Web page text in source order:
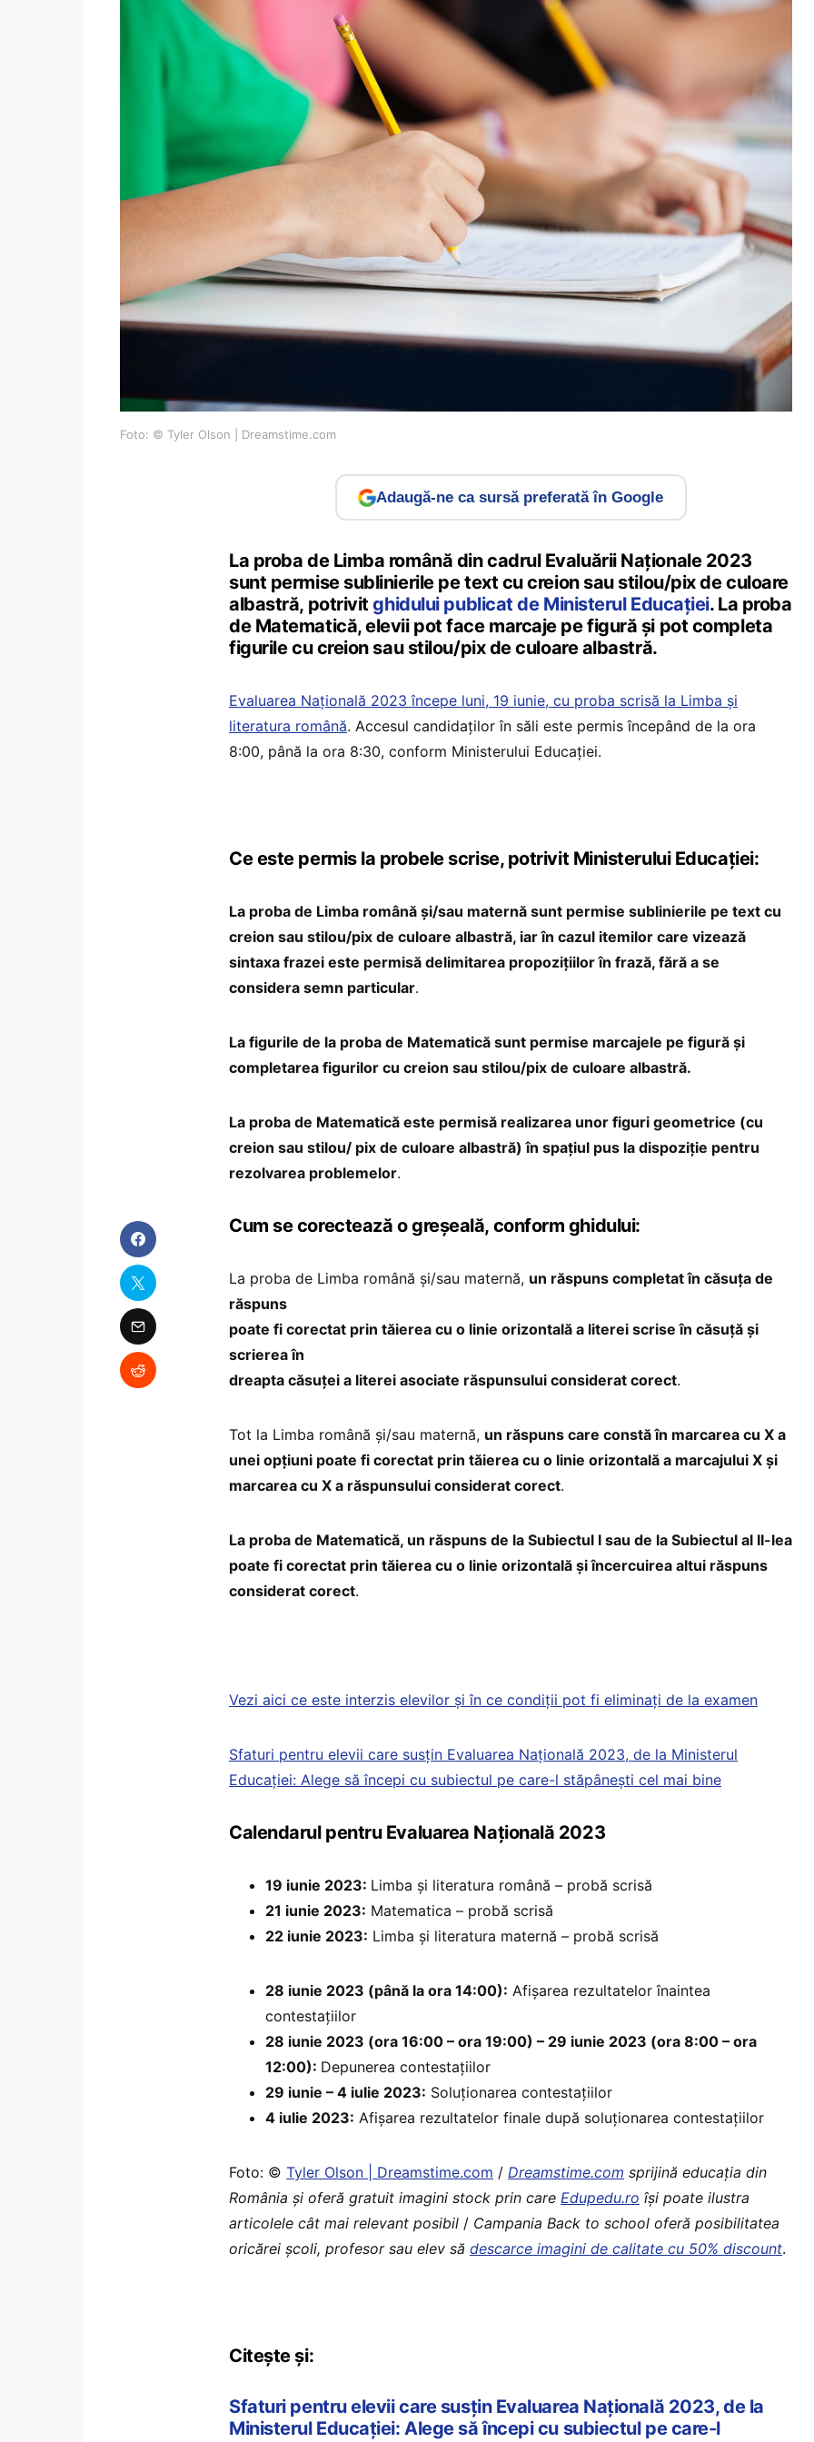
Foto: © Tyler Olson | Dreamstime.com
Adaugă-ne ca sursă preferată în Google
La proba de Limba română din cadrul Evaluării Naționale 2023
sunt permise sublinierile pe text cu creion sau stilou/pix de culoare
albastră, potrivitghidului publicat de Ministerul Educației. La proba
de Matematică, elevii pot face marcaje pe figură și pot completa
figurile cu creion sau stilou/pix de culoare albastră.
Evaluarea Națională 2023 începe luni, 19 iunie, cu proba scrisă la Limba și
literatura română. Accesul candidaţilor în săli este permis începând de la ora
8:00, până la ora 8:30, conform Ministerului Educației.
Ce este permis la probele scrise, potrivit Ministerului Educației:
La proba de Limba română şi/sau maternă sunt permise sublinierile pe text cu
creion sau stilou/pix de culoare albastră, iar în cazul itemilor care vizează
sintaxa frazei este permisă delimitarea propozițiilor în frază, fără a se
considera semn particular.
La figurile de la proba de Matematică sunt permise marcajele pe figură şi
completarea figurilor cu creion sau stilou/pix de culoare albastră.
La proba de Matematică este permisă realizarea unor figuri geometrice (cu
creion sau stilou/ pix de culoare albastră) în spaţiul pus la dispoziţie pentru
rezolvarea problemelor.
Cum se corectează o greșeală, conform ghidului:
La proba de Limba română şi/sau maternă, un răspuns completat în căsuţa de
răspuns
poate fi corectat prin tăierea cu o linie orizontală a literei scrise în căsuţă şi
scrierea în
dreapta căsuţei a literei asociate răspunsului considerat corect.
Tot la Limba română şi/sau maternă, un răspuns care constă în marcarea cu X a
unei opţiuni poate fi corectat prin tăierea cu o linie orizontală a marcajului X şi
marcarea cu X a răspunsului considerat corect.
La proba de Matematică, un răspuns de la Subiectul I sau de la Subiectul al II-lea
poate fi corectat prin tăierea cu o linie orizontală şi încercuirea altui răspuns
considerat corect.
Vezi aici ce este interzis elevilor și în ce condiții pot fi eliminați de la examen
Sfaturi pentru elevii care susțin Evaluarea Națională 2023, de la Ministerul
Educației: Alege să începi cu subiectul pe care-l stăpâneşti cel mai bine
Calendarul pentru Evaluarea Națională 2023
19 iunie 2023: Limba și literatura română – probă scrisă
21 iunie 2023: Matematica – probă scrisă
22 iunie 2023: Limba și literatura maternă – probă scrisă
28 iunie 2023 (până la ora 14:00): Afișarea rezultatelor înaintea
contestațiilor
28 iunie 2023 (ora 16:00 – ora 19:00) – 29 iunie 2023 (ora 8:00 – ora
12:00): Depunerea contestațiilor
29 iunie – 4 iulie 2023: Soluționarea contestațiilor
4 iulie 2023: Afișarea rezultatelor finale după soluționarea contestațiilor
Foto: © Tyler Olson | Dreamstime.com / Dreamstime.com sprijină educaţia din
România şi oferă gratuit imagini stock prin care Edupedu.ro îşi poate ilustra
articolele cât mai relevant posibil / Campania Back to school oferă posibilitatea
oricărei școli, profesor sau elev să descarce imagini de calitate cu 50% discount.
Citește și:
Sfaturi pentru elevii care susțin Evaluarea Națională 2023, de la
Ministerul Educației: Alege să începi cu subiectul pe care-l